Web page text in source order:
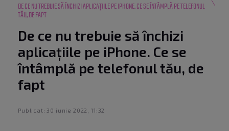
DE CE NU TREBUIE SĂ ÎNCHIZI APLICAȚIILE PE IPHONE. CE SE ÎNTÂMPLĂ PE TELEFONUL
TĂU, DE FAPT
De ce nu trebuie să închizi
aplicațiile pe iPhone. Ce se
întâmplă pe telefonul tău, de
fapt
Publicat: 30 iunie 2022, 11:32